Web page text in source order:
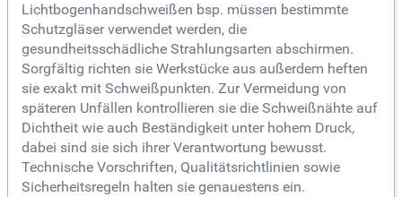
Lichtbogenhandschweißen bsp. müssen bestimmte
Schutzgläser verwendet werden, die
gesundheitsschädliche Strahlungsarten abschirmen.
Sorgfältig richten sie Werkstücke aus außerdem heften
sie exakt mit Schweißpunkten. Zur Vermeidung von
späteren Unfällen kontrollieren sie die Schweißnähte auf
Dichtheit wie auch Beständigkeit unter hohem Druck,
dabei sind sie sich ihrer Verantwortung bewusst.
Technische Vorschriften, Qualitätsrichtlinien sowie
Sicherheitsregeln halten sie genauestens ein.